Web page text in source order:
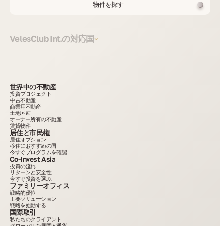
物件を探す
VelesClub Int.の対応国
世界中の不動産
投資プロジェクト
中古不動産
商業用不動産
土地区画
オーナー所有の不動産
賃貸物件
居住と市民権
居住オプション
移住におすすめの国
今すぐプログラムを確認
Co-Invest Asia
投資の流れ
リターンと安全性
今すぐ投資を選ぶ
ファミリーオフィス
戦略的優位
主要ソリューション
戦略を始動する
国際取引
私たちのクライアント